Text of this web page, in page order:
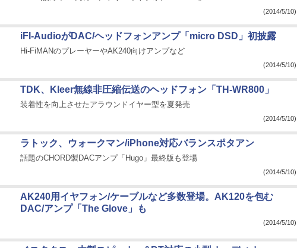
(2014/5/10)
iFI-AudioがDAC/ヘッドフォンアンプ「micro DSD」初披露
Hi-FiMANのプレーヤーやAK240向けアンプなど
(2014/5/10)
TDK、Kleer無線非圧縮伝送のヘッドフォン「TH-WR800」
装着性を向上させたアラウンドイヤー型を夏発売
(2014/5/10)
ラトック、ウォークマン/iPhone対応バランスポタアン
話題のCHORD製DACアンプ「Hugo」最終版も登場
(2014/5/10)
AK240用イヤフォン/ケーブルなど多数登場。AK120を包む
DAC/アンプ「The Glove」も
(2014/5/10)